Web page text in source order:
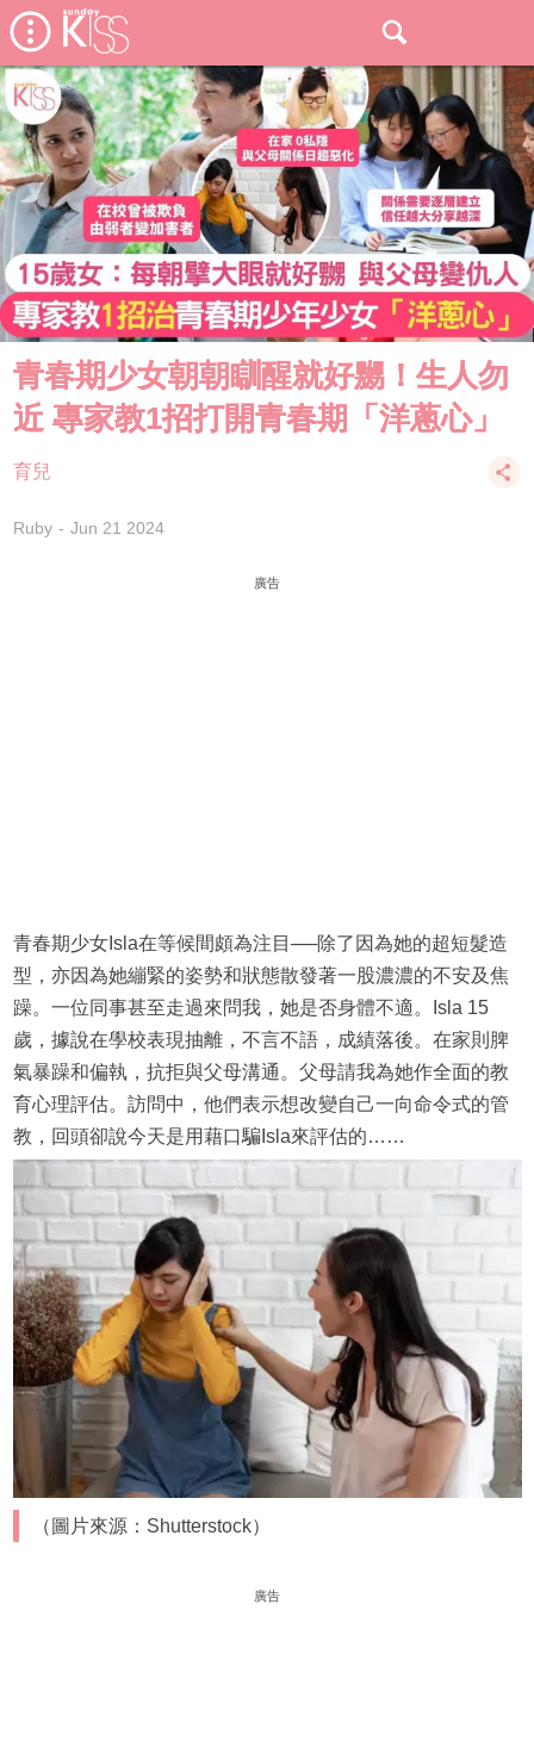
青春期少女朝朝瞓醒就好嬲！生人勿
近 專家教1招打開青春期「洋蔥心」
育兒
Ruby Jun 21 2024
廣告
青春期少女Isla在等候間頗為注目──除了因為她的超短髮造
型，亦因為她繃緊的姿勢和狀態散發著一股濃濃的不安及焦
躁。一位同事甚至走過來問我，她是否身體不適。Isla 15
歲，據說在學校表現抽離，不言不語，成績落後。在家則脾
氣暴躁和偏執，抗拒與父母溝通。父母請我為她作全面的教
育心理評估。訪問中，他們表示想改變自己一向命令式的管
教，回頭卻說今天是用藉口騙Isla來評估的……
（圖片來源：Shutterstock）
廣告